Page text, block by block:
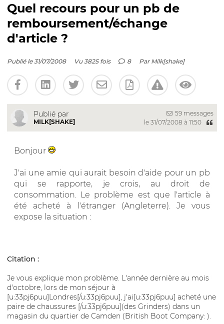
Quel recours pour un pb de
remboursement/échange
d'article ?
Publié le 31/07/2008 Vu 3825 fois 8 Par Milk[shake]
Publié par
MILK[SHAKE]
59 messages
le 31/07/2008 à 11:50
Bonjour
J'ai une amie qui aurait besoin d'aide pour un pb
qui se rapporte, je crois, au droit de
consommation. Le problème est que l'article à
été acheté à l'étranger (Angleterre). Je vous
expose la situation :
Citation :
Je vous explique mon problème. L'année dernière au mois
d'octobre, lors de mon séjour à
[u:33pj6puu]Londres[/u:33pj6puu], j'ai[u:33pj6puu] acheté une
paire de chaussures [/u:33pj6puu](des Grinders) dans un
magasin du quartier de Camden (British Boot Company: ).